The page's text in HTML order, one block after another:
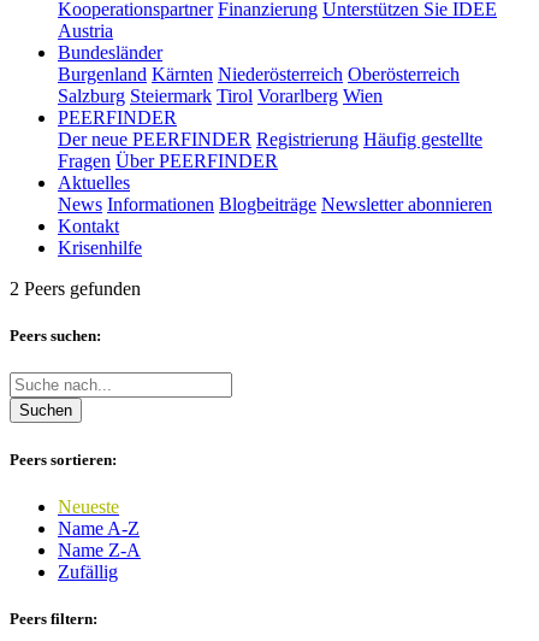
Kooperationspartner Finanzierung Unterstützen Sie IDEE
Austria
Bundesländer
Burgenland Kärnten Niederösterreich Oberösterreich
Salzburg Steiermark Tirol Vorarlberg Wien
PEERFINDER
Der neue PEERFINDER Registrierung Häufig gestellte
Fragen Über PEERFINDER
Aktuelles
News Informationen Blogbeiträge Newsletter abonnieren
Kontakt
Krisenhilfe
2 Peers gefunden
Peers suchen:
Suchen
Peers sortieren:
Neueste
Name A-Z
Name Z-A
Zufällig
Peers filtern: